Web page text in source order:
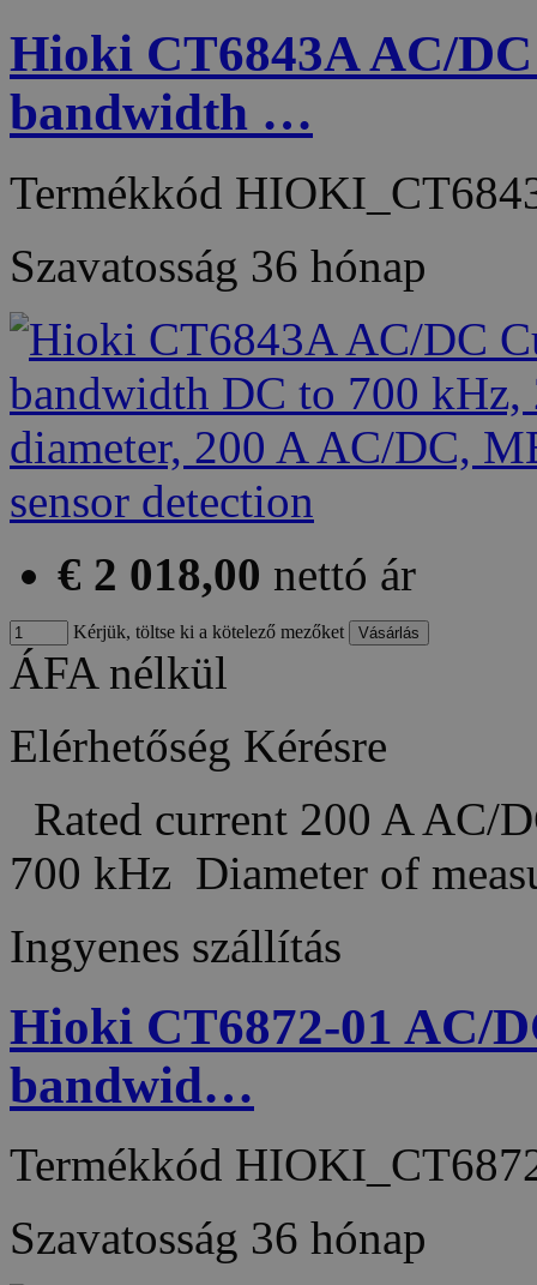
Hioki CT6843A AC/
bandwidth …
Termékkód
Szavatosság 36 hónap
€ 2 018,00 nettó ár
Kérjük, töltse ki a kötelező mezőket
ÁFA nélkül
Elérhetőség Kérésre
Rated current 200 A AC/
700 kHz Diameter of
Ingyenes szállítás
Hioki CT6872-01 AC/
bandwid…
Termékkód
Szavatosság 36 hónap